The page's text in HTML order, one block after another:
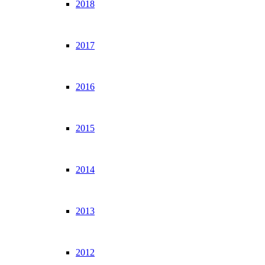
2018
2017
2016
2015
2014
2013
2012